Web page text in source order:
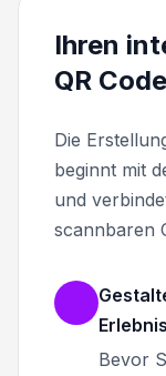
Ihren
QR
Die
beginnt mit
und
scannbaren
Erlebnis
Bevor